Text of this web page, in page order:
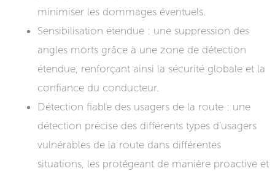
minimiser les dommages éventuels.
Sensibilisation étendue : une suppression des
angles morts grâce à une zone de détection
étendue, renforçant ainsi la sécurité globale et la
confiance du conducteur.
Détection fiable des usagers de la route : une
détection précise des différents types d’usagers
vulnérables de la route dans différentes
situations, les protégeant de manière proactive et